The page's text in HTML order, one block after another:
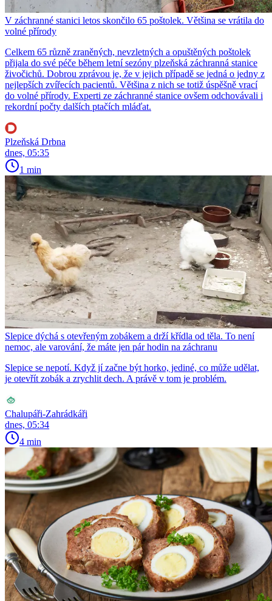
V záchranné stanici letos skončilo 65 poštolek. Většina se vrátila do
volné přírody
Celkem 65 různě zraněných, nevzletných a opuštěných poštolek
přijala do své péče během letní sezóny plzeňská záchranná stanice
živočichů. Dobrou zprávou je, že v jejich případě se jedná o jedny z
nejlepších zvířecích pacientů. Většina z nich se totiž úspěšně vrací
do volné přírody. Experti ze záchranné stanice ovšem odchovávali i
rekordní počty dalších ptačích mláďat.
Plzeňská Drbna
dnes, 05:35
1 min
Slepice dýchá s otevřeným zobákem a drží křídla od těla. To není
nemoc, ale varování, že máte jen pár hodin na záchranu
Slepice se nepotí. Když jí začne být horko, jediné, co může udělat,
je otevřít zobák a zrychlit dech. A právě v tom je problém.
Chalupáři-Zahrádkáři
dnes, 05:34
4 min